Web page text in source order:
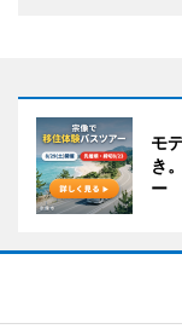
モ
き
ー